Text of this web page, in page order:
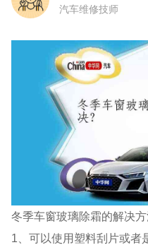
汽车维修技师
冬季车窗玻璃除霜的解决方
1、可以使用塑料刮片或者